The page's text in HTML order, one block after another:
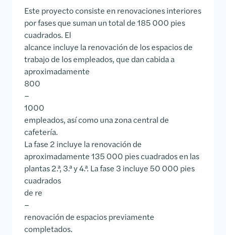
Este proyecto consiste en renovaciones interiores
por fases que suman un total de 185 000 pies
cuadrados. El
alcance incluye la renovación de los espacios de
trabajo de los empleados, que dan cabida a
aproximadamente
800
–
1000
empleados, así como una zona central de
cafetería.
La fase 2 incluye la renovación de
aproximadamente 135 000 pies cuadrados en las
plantas 2.ª, 3.ª y 4.ª. La fase 3 incluye 50 000 pies
cuadrados
de re
–
renovación de espacios previamente
completados.